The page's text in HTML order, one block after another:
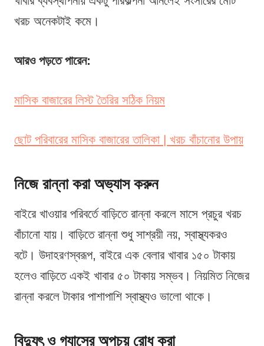
খরচ অনেকটাই কমে।
আরও পড়তে পারেন:
মাসিক বাজারের লিস্ট তৈরির সঠিক নিয়ম
ছোট পরিবারের মাসিক বাজারের তালিকা | খরচ বাঁচানোর উপায়
নিজে রান্না করা অভ্যাস করুন
বাইরে খাওয়ার পরিবর্তে বাড়িতে রান্না করলে মাসে প্রচুর খরচ
বাঁচানো যায়। বাড়িতে রান্না শুধু সাশ্রয়ী নয়, স্বাস্থ্যকরও
বটে। উদাহরণস্বরূপ, বাইরে এক বেলার খাবার ১৫০ টাকায়
হলেও বাড়িতে একই খাবার ৫০ টাকায় সম্ভব। নিয়মিত নিজের
রান্না করলে টাকার পাশাপাশি স্বাস্থ্যও ভালো থাকে।
বিদ্যুৎ ও গ্যাসের অপচয় রোধ করা